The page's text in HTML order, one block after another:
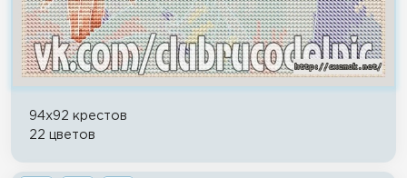
94x92 крестов
22 цветов